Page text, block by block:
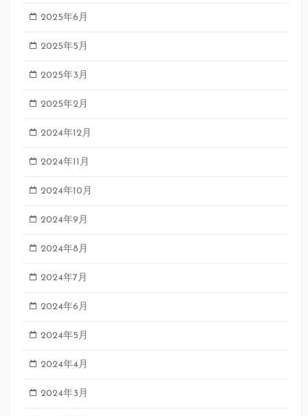
2025年6月
2025年5月
2025年3月
2025年2月
2024年12月
2024年11月
2024年10月
2024年9月
2024年8月
2024年7月
2024年6月
2024年5月
2024年4月
2024年3月